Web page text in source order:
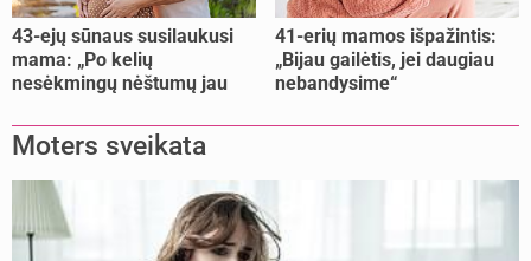
43-ejų sūnaus susilaukusi
mama: „Po kelių
nesėkmingų nėštumų jau
41-erių mamos išpažintis:
„Bijau gailėtis, jei daugiau
nebandysime“
Moters sveikata